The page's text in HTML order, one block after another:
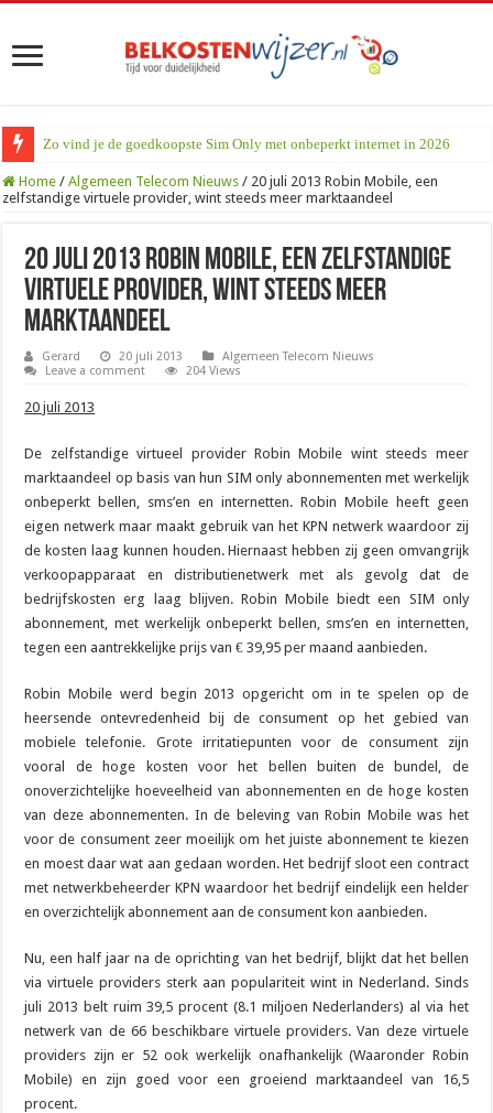
Zo vind je de goedkoopste Sim Only met onbeperkt internet in 2026
Home / Algemeen Telecom Nieuws / 20 juli 2013 Robin Mobile, een
zelfstandige virtuele provider, wint steeds meer marktaandeel
20 juli 2013 Robin Mobile, een zelfstandige
virtuele provider, wint steeds meer
marktaandeel
Gerard 20 juli 2013
Algemeen Telecom Nieuws
Leave a comment
204 Views
20 juli 2013
De zelfstandige virtueel provider Robin Mobile wint steeds meer
marktaandeel op basis van hun SIM only abonnementen met werkelijk
onbeperkt bellen, sms’en en internetten. Robin Mobile heeft geen
eigen netwerk maar maakt gebruik van het KPN netwerk waardoor zij
de kosten laag kunnen houden. Hiernaast hebben zij geen omvangrijk
verkoopapparaat en distributienetwerk met als gevolg dat de
bedrijfskosten erg laag blijven. Robin Mobile biedt een SIM only
abonnement, met werkelijk onbeperkt bellen, sms’en en internetten,
tegen een aantrekkelijke prijs van € 39,95 per maand aanbieden.
Robin Mobile werd begin 2013 opgericht om in te spelen op de
heersende ontevredenheid bij de consument op het gebied van
mobiele telefonie. Grote irritatiepunten voor de consument zijn
vooral de hoge kosten voor het bellen buiten de bundel, de
onoverzichtelijke hoeveelheid van abonnementen en de hoge kosten
van deze abonnementen. In de beleving van Robin Mobile was het
voor de consument zeer moeilijk om het juiste abonnement te kiezen
en moest daar wat aan gedaan worden. Het bedrijf sloot een contract
met netwerkbeheerder KPN waardoor het bedrijf eindelijk een helder
en overzichtelijk abonnement aan de consument kon aanbieden.
Nu, een half jaar na de oprichting van het bedrijf, blijkt dat het bellen
via virtuele providers sterk aan populariteit wint in Nederland. Sinds
juli 2013 belt ruim 39,5 procent (8.1 miljoen Nederlanders) al via het
netwerk van de 66 beschikbare virtuele providers. Van deze virtuele
providers zijn er 52 ook werkelijk onafhankelijk (Waaronder Robin
Mobile) en zijn goed voor een groeiend marktaandeel van 16,5
procent.